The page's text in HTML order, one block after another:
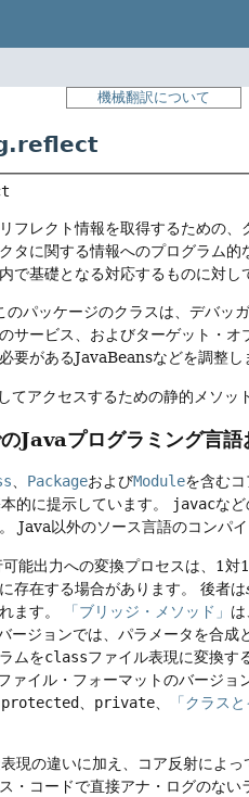
機械翻訳について
フレクト情報を取得するための、
タに関する情報へのプログラム
で基礎となる対応するものに対し
のパッケージのクラスは、デバッ
サービス、およびターゲット・
要があるJavaBeansなどを調整し
てアクセスするための静的メソッ
Javaプログラミング言
、 PackageおよびModuleを含む
的に提示しています。
javacな
Java以外のソース言語のコンパ
能出力への変換プロセスは、1対
存在する場合があります。
後者は
ます。 「ブリッジ・メソッド」
ージョンでは、パラメータを合成
ムをclassファイル表現に変換す
ァイル・フォーマットのバージョ
protected private 「クラス
現の違いに加え、コア反射によっ
・コードで直接アナ・ログのない